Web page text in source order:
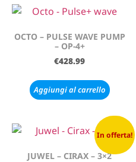
OCTO – PULSE WAVE PUMP
– OP-4+
€428.99
Aggiungi al carrello
In offerta!
JUWEL – CIRAX – 3×2